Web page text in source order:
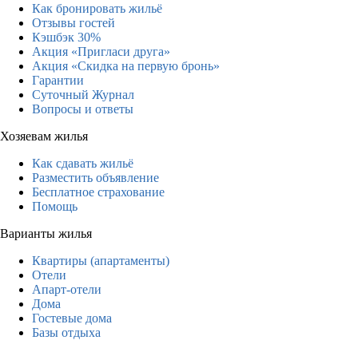
Как бронировать жильё
Отзывы гостей
Кэшбэк 30%
Акция «Пригласи друга»
Акция «Скидка на первую бронь»
Гарантии
Суточный Журнал
Вопросы и ответы
Хозяевам жилья
Как сдавать жильё
Разместить объявление
Бесплатное страхование
Помощь
Варианты жилья
Квартиры (апартаменты)
Отели
Апарт-отели
Дома
Гостевые дома
Базы отдыха